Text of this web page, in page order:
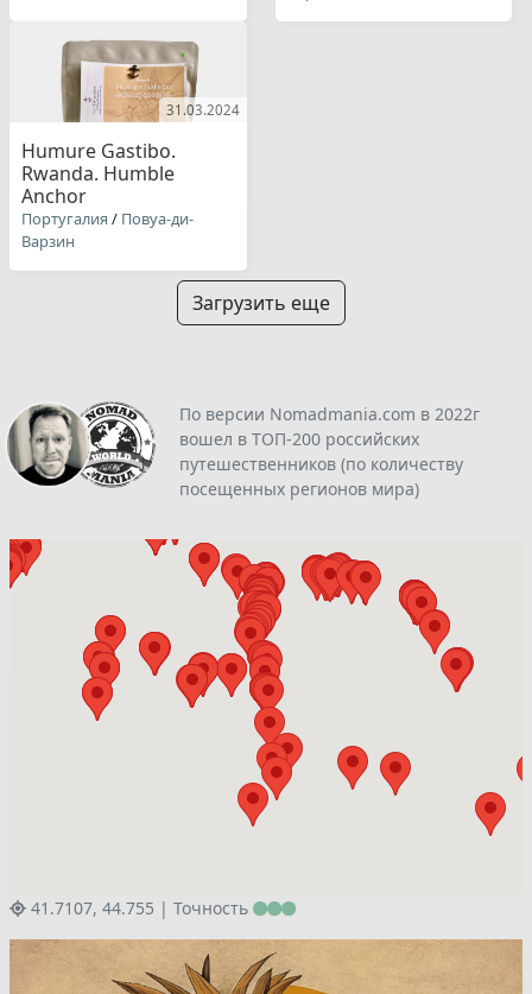
31.03.2024
Humure Gastibo.
Rwanda. Humble
Anchor
Португалия / Повуа-ди-
Варзин
Загрузить еще
По версии Nomadmania.com в 2022г
вошел в ТОП-200 российских
путешественников (по количеству
посещенных регионов мира)
41.7107, 44.755 | Точность